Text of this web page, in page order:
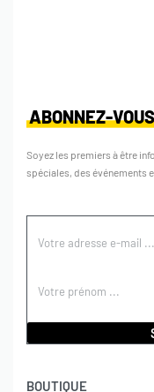
BOUTIQUE
ABONNEZ-
Soyez les premiers à être
spéciales, des événements